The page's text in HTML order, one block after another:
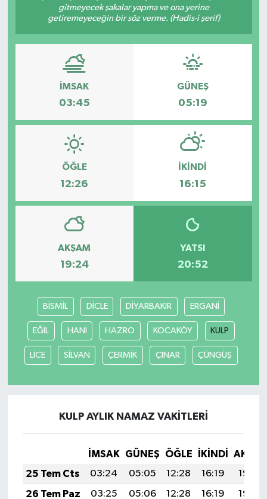
gitmeyecek şakalar yapma ve ona yerine
getiremeyeceğin bir söz verme. (Hadis-i şerif)
İMSAK
03:45
GÜNEŞ
05:19
ÖĞLE
12:26
İKINDI
16:15
AKŞAM
19:24
YATSI
20:52
BİSMİL DİCLE DİYARBAKIR ERGANİ
EĞİL HANİ HAZRO KOCAKÖY KULP
LİCE SİLVAN ÇERMİK ÇINAR ÇÜNGÜŞ
KULP AYLIK NAMAZ VAKITLERI
İMSAK GÜNEŞ ÖĞLE İKINDI
25 Tem Cts
03:24 05:05 12:28 16:19
19:40
26 Tem Paz
03:25 05:06 12:28 16:19
19:40